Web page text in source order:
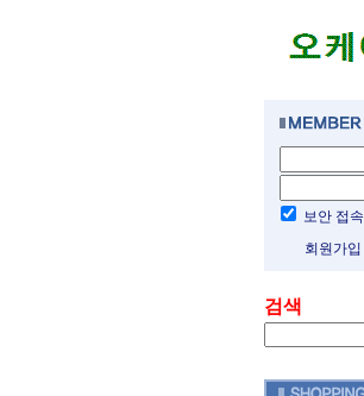
보안 접속
회원가입
검색